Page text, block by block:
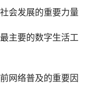
会发展的重要力量
主要的数字生活工
网络普及的重要因